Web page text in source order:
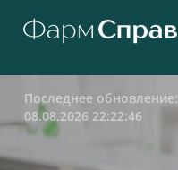
Последнее обновление:
08.08.2026 22:22:46